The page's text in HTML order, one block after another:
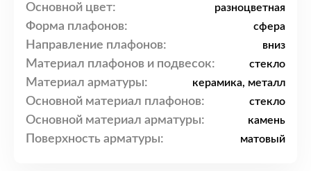
Основной цвет: разноцветная
Форма плафонов: сфера
Направление плафонов: вниз
Материал плафонов и подвесок: стекло
Материал арматуры: керамика, металл
Основной материал плафонов: стекло
Основной материал арматуры: камень
Поверхность арматуры: матовый